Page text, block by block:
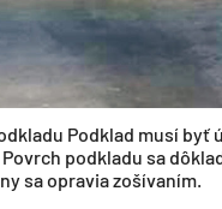
Podklad musí byť
podkladu sa
sa opravia zošívaním.